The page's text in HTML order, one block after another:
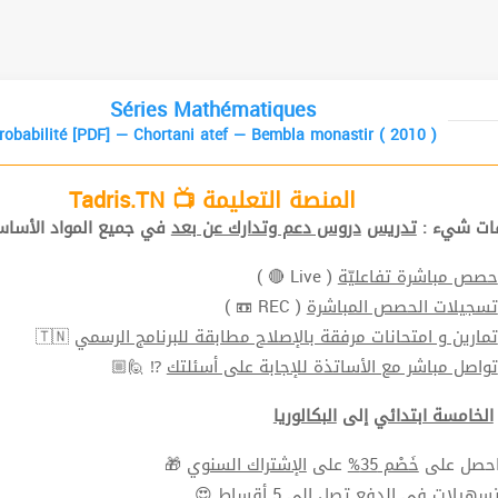
Séries Mathématiques
[PDF] — Chortani atef — Bembla monastir ( 2010 )
المنصة التعليمة 📺 Tadris.TN
شيء :تدريس دروس دعم وتدارك عن بعدفي جميع المواد
حصص مباشرة تفاعليّة( Live 🔴 )
تسجيلات الحصص المباشرة( REC 📼 )
تمارين و امتحانات مرفقة بالإصلاح مطابقة للبرنامج الرسمي 🇹🇳
تواصل مباشر مع الأساتذة للإجابة على أسئلتك⁉ 🙋🏼
الخامسة ابتدائيإلىالبكالوريا
علىخَصْم 35% علىالإشتراك السنوي 🎁